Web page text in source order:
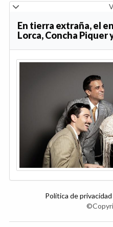
En tierra extraña, el
Lorca, Concha Piquer
Política de